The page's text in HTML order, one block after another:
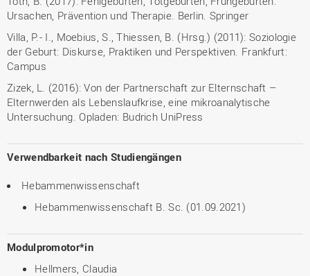
Ursachen, Prävention und Therapie. Berlin. Springer
Villa, P.- I., Moebius, S., Thiessen, B. (Hrsg.) (2011): Soziologie
der Geburt: Diskurse, Praktiken und Perspektiven. Frankfurt:
Campus
Zizek, L. (2016): Von der Partnerschaft zur Elternschaft –
Elternwerden als Lebenslaufkrise, eine mikroanalytische
Untersuchung. Opladen: Budrich UniPress
Verwendbarkeit nach Studiengängen
Hebammenwissenschaft
Hebammenwissenschaft B. Sc. (01.09.2021)
Modulpromotor*in
Hellmers, Claudia